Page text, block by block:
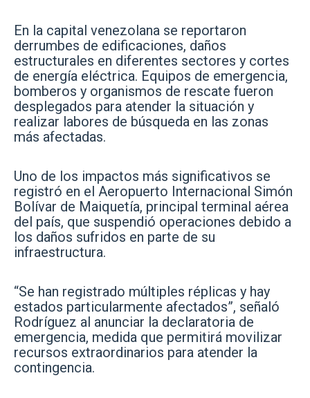
En la capital venezolana se reportaron
derrumbes de edificaciones, daños
estructurales en diferentes sectores y cortes
de energía eléctrica. Equipos de emergencia,
bomberos y organismos de rescate fueron
desplegados para atender la situación y
realizar labores de búsqueda en las zonas
más afectadas.
Uno de los impactos más significativos se
registró en el Aeropuerto Internacional Simón
Bolívar de Maiquetía, principal terminal aérea
del país, que suspendió operaciones debido a
los daños sufridos en parte de su
infraestructura.
“Se han registrado múltiples réplicas y hay
estados particularmente afectados”, señaló
Rodríguez al anunciar la declaratoria de
emergencia, medida que permitirá movilizar
recursos extraordinarios para atender la
contingencia.